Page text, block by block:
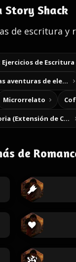
Story Shack
de escritura y
Ejercicios de Escritura
Crea tus propias aventuras de elección
Microrrelato
Notas de historia (Extensión de Chrome)
de